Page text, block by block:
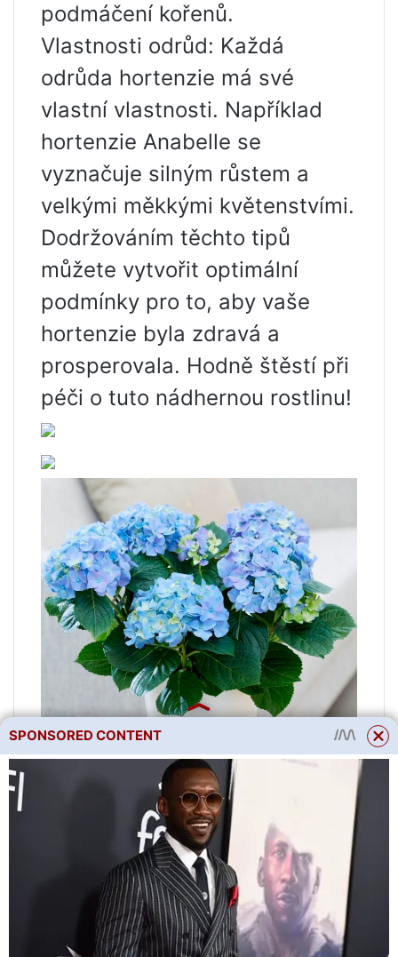
podmáčení kořenů.
Vlastnosti odrůd: Každá
odrůda hortenzie má své
vlastní vlastnosti. Například
hortenzie Anabelle se
vyznačuje silným růstem a
velkými měkkými květenstvími.
Dodržováním těchto tipů
můžete vytvořit optimální
podmínky pro to, aby vaše
hortenzie byla zdravá a
prosperovala. Hodně štěstí při
péči o tuto nádhernou rostlinu!
SPONSORED CONTENT